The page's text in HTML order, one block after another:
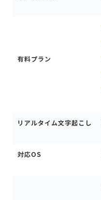
有料プラン
リアルタイム文字起こし
対応OS